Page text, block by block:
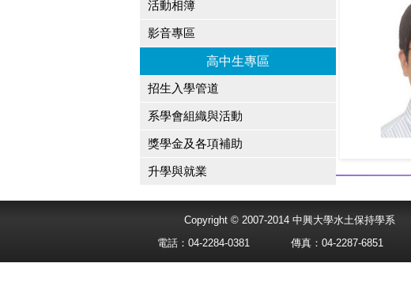
活動相簿
影音專區
高中生專區
招生入學管道
系學會組織與活動
獎學金及各項補助
升學與就業
Copyright © 2007-2014 中興大學水土保持學系
電話：04-2284-0381
傳真：04-2287-6851